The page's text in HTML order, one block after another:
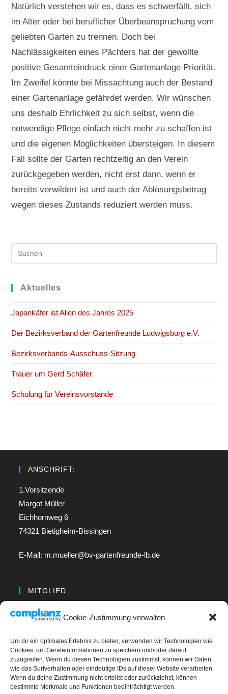
Cookie-Zustimmung verwalten
Um dir ein optimales Erlebnis zu bieten, verwenden wir Technologien wie
Cookies, um Geräteinformationen zu speichern und/oder darauf
zuzugreifen. Wenn du diesen Technologien zustimmst, können wir Daten
wie das Surfverhalten oder eindeutige IDs auf dieser Website verarbeiten.
Wenn du deine Zustimmung nicht erteilst oder zurückziehst, können
bestimmte Merkmale und Funktionen beeinträchtigt werden.
Natürlich verstehen wir es, dass es schwerfällt, sich
im Alter oder bei beruflicher Überbeanspruchung vom
geliebten Garten zu trennen. Doch bei
Nachlässigkeiten eines Pächters hat der gewollte
positive Gesamteindruck einer Gartenanlage Priorität.
Im Zweifel könnte bei Missachtung auch der Bestand
einer Gartenanlage gefährdet werden. Wir wünschen
uns deshalb Ehrlichkeit zu sich selbst, wenn die
notwendige Pflege einfach nicht mehr zu schaffen ist
und die eigenen Möglichkeiten übersteigen. In diesem
Fall sollte der Garten rechtzeitig an den Verein
zurückgegeben werden, nicht erst dann, wenn er
bereits verwildert ist und auch der Ablösungsbetrag
wegen dieses Zustands reduziert werden muss.
Aktuelles
Japankäfer ist Alien des Jahres 2025
Der Bezirksverband der Gartenfreunde Ludwigsburg e.V.
Bezirksverbands-Ausschuss-Sitzung
Trauer um Gerd Schäfer
Schulung für Vereinsvorstände
ANSCHRIFT:
1.Vorsitzende
Margot Müller
Eichhornweg 6
74321 Bietigheim-Bissingen
E-Mail: m.mueller@bv-gartenfreunde-lb.de
MITGLIED:
Regionalverband Neckar
LINKS
Kontakt
Impressum